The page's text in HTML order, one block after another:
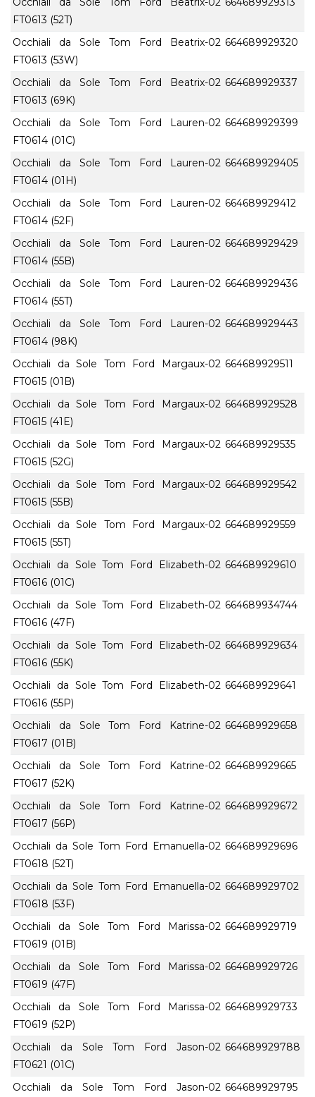
FT0613 (52T)
Occhiali da Sole Tom Ford Beatrix-02
FT0613 (53W)
664689929320
Occhiali da Sole Tom Ford Beatrix-02
FT0613 (69K)
664689929337
Occhiali da Sole Tom Ford Lauren-02
FT0614 (01C)
664689929399
Occhiali da Sole Tom Ford Lauren-02
FT0614 (01H)
664689929405
Occhiali da Sole Tom Ford Lauren-02
FT0614 (52F)
664689929412
Occhiali da Sole Tom Ford Lauren-02
FT0614 (55B)
664689929429
Occhiali da Sole Tom Ford Lauren-02
FT0614 (55T)
664689929436
Occhiali da Sole Tom Ford Lauren-02
FT0614 (98K)
664689929443
Occhiali da Sole Tom Ford Margaux-02
FT0615 (01B)
664689929511
Occhiali da Sole Tom Ford Margaux-02
FT0615 (41E)
664689929528
Occhiali da Sole Tom Ford Margaux-02
FT0615 (52G)
664689929535
Occhiali da Sole Tom Ford Margaux-02
FT0615 (55B)
664689929542
Occhiali da Sole Tom Ford Margaux-02
FT0615 (55T)
664689929559
Occhiali da Sole Tom Ford Elizabeth-02
FT0616 (01C)
664689929610
Occhiali da Sole Tom Ford Elizabeth-02
FT0616 (47F)
664689934744
Occhiali da Sole Tom Ford Elizabeth-02
FT0616 (55K)
664689929634
Occhiali da Sole Tom Ford Elizabeth-02
FT0616 (55P)
664689929641
Occhiali da Sole Tom Ford Katrine-02
FT0617 (01B)
664689929658
Occhiali da Sole Tom Ford Katrine-02
FT0617 (52K)
664689929665
Occhiali da Sole Tom Ford Katrine-02
FT0617 (56P)
664689929672
Occhiali da Sole Tom Ford Emanuella-02
FT0618 (52T)
664689929696
Occhiali da Sole Tom Ford Emanuella-02
FT0618 (53F)
664689929702
Occhiali da Sole Tom Ford Marissa-02
FT0619 (01B)
664689929719
Occhiali da Sole Tom Ford Marissa-02
FT0619 (47F)
664689929726
Occhiali da Sole Tom Ford Marissa-02
FT0619 (52P)
664689929733
Occhiali da Sole Tom Ford Jason-02
FT0621 (01C)
664689929788
Occhiali da Sole Tom Ford Jason-02 664689929795